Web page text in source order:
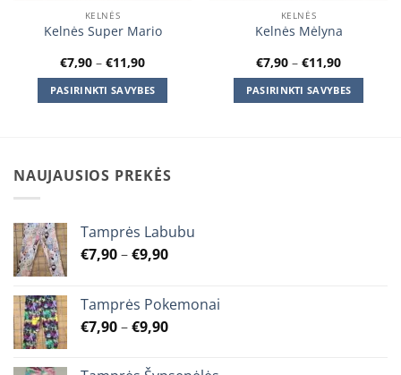
KELNĖS
Kelnės Super Mario
€7,90 – €11,90Price
€7,90
through
€11,90
PASIRINKTI SAVYBES
multiple
variants.
options
may
be
on
the
product
KELNĖS
Kelnės Mėlyna
€7,90 – €11,90Price
€7,90
through
€11,90
PASIRINKTI SAVYBES
NAUJAUSIOS PREKĖS
Tamprės Labubu
€7,90–€9,90Price
through
€9,90
Tamprės Pokemonai
€7,90–€9,90Price